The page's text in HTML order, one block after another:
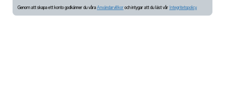
Genom att skapa ett konto godkänner du våra Användarvillkor och intygar att du läst vår Integritetspolicy.